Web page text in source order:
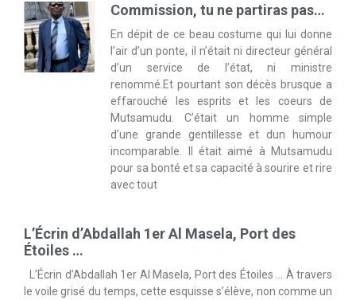
Commission, tu ne partiras pas…
En dépit de ce beau costume qui lui donne
l’air d’un ponte, il n’était ni directeur général
d’un service de l’état, ni ministre
renommé.Et pourtant son décès brusque a
effarouché les esprits et les coeurs de
Mutsamudu. C’était un homme simple
d’une grande gentillesse et dun humour
incomparable. Il était aimé à Mutsamudu
pour sa bonté et sa capacité à sourire et rire
avec tout
L’Écrin d’Abdallah 1er Al Masela, Port des
Étoiles …
L’Écrin d’Abdallah 1er Al Masela, Port des Étoiles … À travers
le voile grisé du temps, cette esquisse s’élève, non comme un